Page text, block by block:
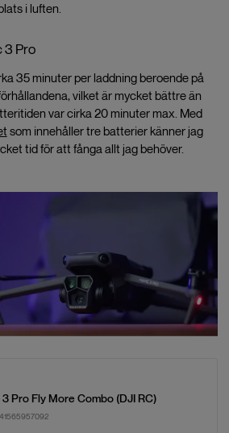
i luften.
3 Pro
35 minuter per laddning beroende på
vilket är mycket bättre än
var cirka 20 minuter max. Med
som innehåller tre batterier känner jag
tid för att fånga allt jag behöver.
3 Pro Fly More Combo (DJI RC)